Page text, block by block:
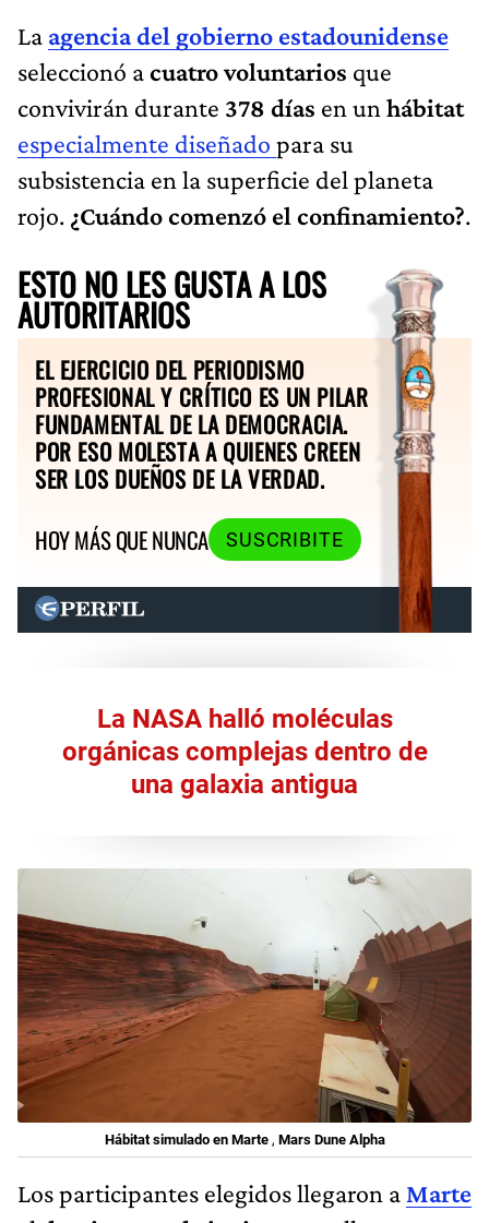
La agencia del gobierno estadounidense
seleccionó acuatro voluntarios que
convivirán durante 378 días en un hábitat
especialmente diseñado para su
subsistencia en la superficie del planeta
rojo. ¿Cuándo comenzó el confinamiento?.
ESTO NO LES GUSTA A LOS
AUTORITARIOS
EL EJERCICIO DEL PERIODISMO
PROFESIONAL Y CRÍTICO ES UN PILAR
FUNDAMENTAL DE LA DEMOCRACIA.
POR ESO MOLESTA A QUIENES CREEN
SER LOS DUEÑOS DE LA VERDAD.
HOY MÁS QUE NUNCA
SUSCRIBITE
La NASA halló moléculas
orgánicas complejas dentro de
una galaxia antigua
Hábitat simulado en Marte, Mars Dune Alpha
Los participantes elegidos llegaron a Marte